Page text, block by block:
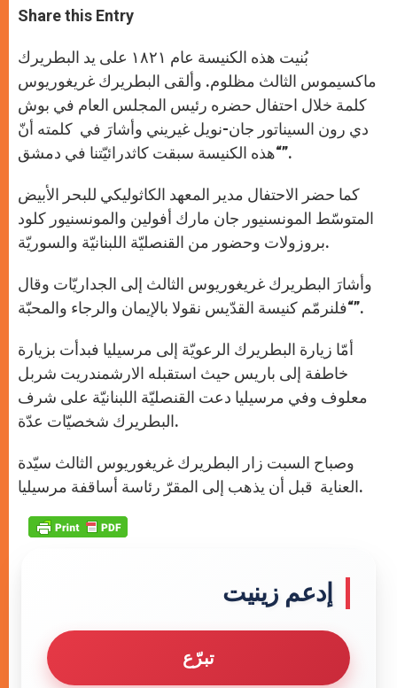
t
s
p
p
s
e
g
e
r
e
b
o
k
r
Share this Entry
بُنيت هذه الكنيسة عام ١٨٢١ على يد البطريرك
ماكسيموس الثالث مظلوم. وألقى البطريرك غريغوريوس
كلمة خلال احتفال حضره رئيس المجلس العام في بوش
دي رون السيناتور جان-نويل غيريني وأشارَ في كلمته أنّ
“هذه الكنيسة سبقت كاثدرائيّتنا في دمشق”.
كما حضر الاحتفال مدير المعهد الكاثوليكي للبحر الأبيض
المتوسّط المونسنيور جان مارك أفولين والمونسنيور كلود
بروزولات وحضور من القنصليّة اللبنانيّة والسوريّة.
وأشارَ البطريرك غريغوريوس الثالث إلى الجداريّات وقال
“فلنرمّم كنيسة القدّيس نقولا بالإيمان والرجاء والمحبّة”.
أمّا زيارة البطريرك الرعويّة إلى مرسيليا فبدأت بزيارة
خاطفة إلى باريس حيث استقبله الارشمندريت شربل
معلوف وفي مرسيليا دعت القنصليّة اللبنانيّة على شرف
البطريرك شخصيّات عدّة.
وصباح السبت زار البطريرك غريغوريوس الثالث سيّدة
العناية قبل أن يذهب إلى المقرّ رئاسة أساقفة مرسيليا.
إدعم زينيت
تبرّع